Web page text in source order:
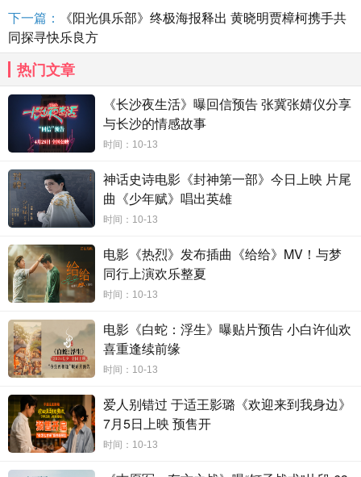
跨越百年的精神点火仪式。它让我们深信：当亿万双手共同举起信仰
的火炬，黑暗必将被驱散，中华民族的精神长城将在光的接力中巍然
屹立、永世长存。
下一篇：
《阳光俱乐部》终极海报释出 黄晓明贾樟柯携手共
同探寻快乐良方
热门文章
《长沙夜生活》曝回信预告 张冀张婧仪分享
与长沙的情感故事
时间：10-13
神话史诗电影《封神第一部》今日上映 片尾
曲《少年赋》唱出英雄
时间：10-13
电影《热烈》发布插曲《给给》MV！与梦
同行上演欢乐整夏
时间：10-13
电影《白蛇：浮生》曝贴片预告 小白许仙欢
喜重逢续前缘
时间：10-13
爱人别错过 于适王影璐《欢迎来到我身边》
7月5日上映 预售开
时间：10-13